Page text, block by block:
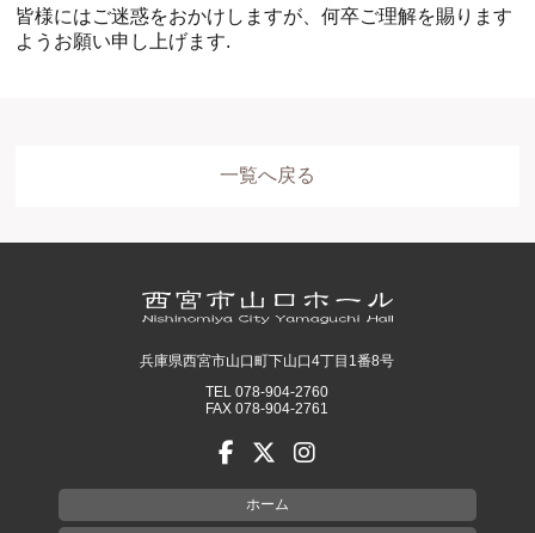
皆様にはご迷惑をおかけしますが、何卒ご理解を賜ります
ようお願い申し上げます.
一覧へ戻る
兵庫県西宮市山口町下山口4丁目1番8号
TEL 078-904-2760
FAX 078-904-2761
ホーム